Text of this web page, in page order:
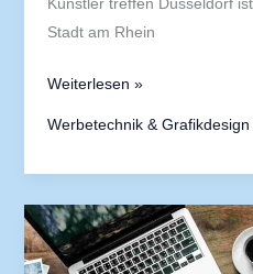
Stadt am Rhein
Weiterlesen »
Werbetechnik & Grafikdesign
Design
und